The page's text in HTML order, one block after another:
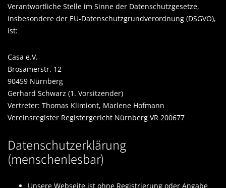
Verantwortliche Stelle im Sinne der Datenschutzgesetze,
insbesondere der EU-Datenschutzgrundverordnung (DSGVO),
ist:
Casa e.V.
Brosamerstr. 12
90459 Nürnberg
Gerhard Schwarz (1. Vorsitzender)
Vertreter: Thomas Klimiont, Marlene Hofmann
Vereinsregister Registergericht Nürnberg VR 200677
Datenschutzerklärung
(menschenlesbar)
Unsere Webseite ist ohne Registrierung oder Angabe